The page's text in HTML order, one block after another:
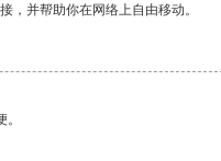
，并帮助你在网络上自由移动。